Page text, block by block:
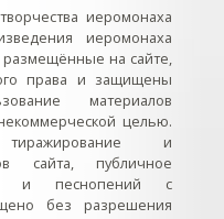
иеромонаха
иеромонаха
на сайте,
права и защищены
материалов
целью.
и
сайта, публичное
и песнопений с
без разрешения